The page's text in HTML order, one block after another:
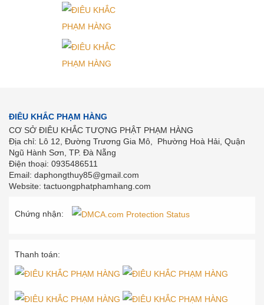
ĐIÊU KHẮC PHẠM HÀNG
CƠ SỞ ĐIÊU KHẮC TƯỢNG PHẬT PHẠM HÀNG
Địa chỉ: Lô 12, Đường Trương Gia Mô, Phường Hoà Hải, Quận
Ngũ Hành Sơn, TP. Đà Nẵng
Điện thoại: 0935486511
Email: daphongthuy85@gmail.com
Website: tactuongphatphamhang.com
Chứng nhận:
Thanh toán: